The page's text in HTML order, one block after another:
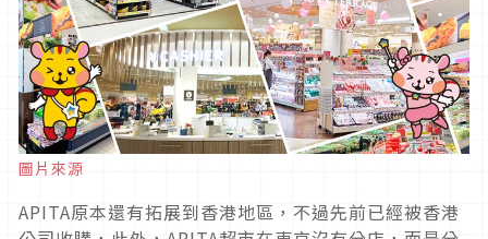
圖片來源
APITA原本還有拓展到香港地區，不過先前已經被香港